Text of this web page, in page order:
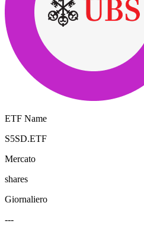
ETF Name
S5SD.ETF
Mercato
shares
Giornaliero
---